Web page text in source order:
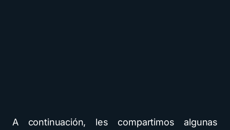
A continuación, les compartimos algunas